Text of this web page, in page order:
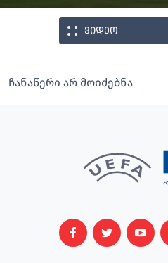
ვიდეო
ჩანაწერი არ მოიძებნა